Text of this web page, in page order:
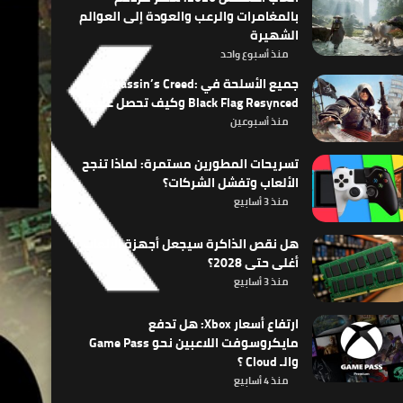
بالمغامرات والرعب والعودة إلى العوالم
الشهيرة
منذ أسبوع واحد
جميع الأسلحة في Assassin’s Creed:
Black Flag Resynced وكيف تحصل عليها
منذ أسبوعين
تسريحات المطورين مستمرة: لماذا تنجح
الألعاب وتفشل الشركات؟
منذ 3 أسابيع
هل نقص الذاكرة سيجعل أجهزة الألعاب
أغلى حتى 2028؟
منذ 3 أسابيع
ارتفاع أسعار Xbox: هل تدفع
مايكروسوفت اللاعبين نحو Game Pass
والـ Cloud ؟
منذ 4 أسابيع